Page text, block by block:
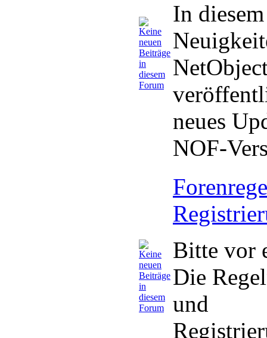
In
neues
NOF-
Bitte vor
Die
und